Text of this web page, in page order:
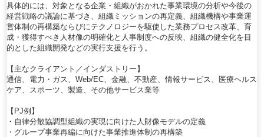
具体的には、対象となる企業・組織がおかれた事業環境の分析や今後の
経営戦略の議論に基づき、組織ミッションの再定義、組織機構や事業運
営体制の再構築ならびにテクノロジーを駆使した業務プロセス改革、育
成・獲得すべき人材像の明確化と人事制度への反映、組織の健全化を目
的とした組織開発などの実行支援を行う。
【主なクライアント／インダストリー】
通信、電力・ガス、Web/EC、金融、不動産、情報サービス、医療ヘルス
ケア、スポーツ、製造、その他サービス業等
【PJ例】
・自律分散協調型組織の実現に向けた人財像モデルの定義
・グループ事業再編に向けた事業推進体制の再構築